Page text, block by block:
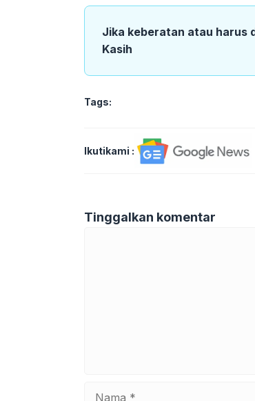
Jika keberatan atau harus
Kasih
Tags:
Ikutikami :
Tinggalkan komentar